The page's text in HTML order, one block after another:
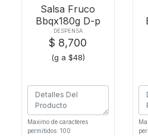
Salsa Fruco
Bbqx180g D-p
Artesanal
DESPENSA
$ 8,700
(g a $48)
Maximo de caracteres
permitidos: 100